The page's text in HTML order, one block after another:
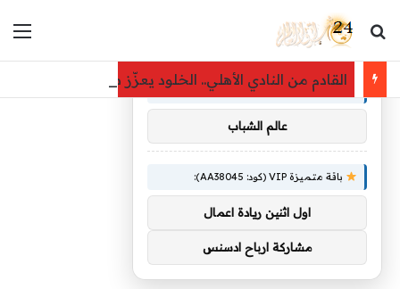
بحث عن
القادم من النادي الأهلي.. الخلود يعزّز صفوفه باللاعب
توصيات :
باقة متميزة VIP (كود: AA86842):
عالم الشباب
باقة متميزة VIP (كود: AA38045):
اول اثنين ريادة اعمال
مشاركة ارباح ادسنس